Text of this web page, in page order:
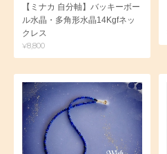
【ミナカ 自分軸】バッキーボー
ル水晶・多角形水晶14Kgfネッ
クレス
¥8,800